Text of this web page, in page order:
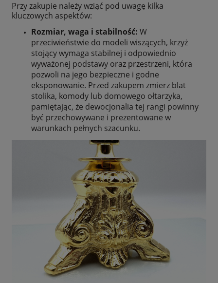
Przy zakupie należy wziąć pod uwagę kilka
kluczowych aspektów:
Rozmiar, waga i stabilność: W
przeciwieństwie do modeli wiszących, krzyż
stojący wymaga stabilnej i odpowiednio
wyważonej podstawy oraz przestrzeni, która
pozwoli na jego bezpieczne i godne
eksponowanie. Przed zakupem zmierz blat
stolika, komody lub domowego ołtarzyka,
pamiętając, że dewocjonalia tej rangi powinny
być przechowywane i prezentowane w
warunkach pełnych szacunku.